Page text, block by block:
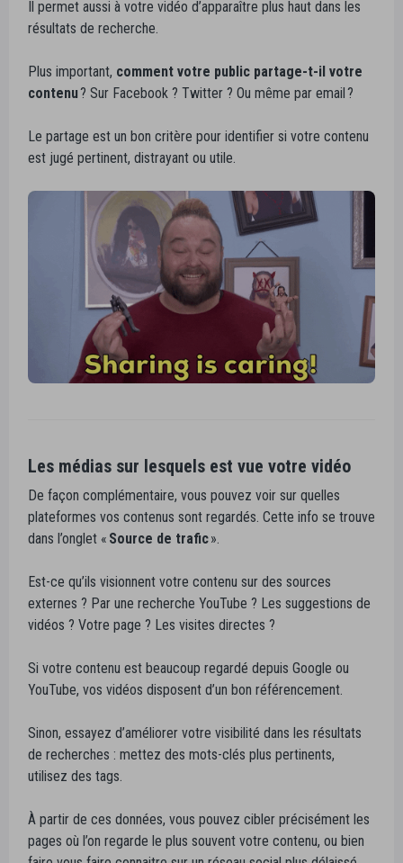
Il permet aussi à votre vidéo d’apparaître plus haut dans les
résultats de recherche.
Plus important, comment votre public partage-t-il votre
contenu? Sur Facebook ? Twitter ? Ou même par email ?
Le partage est un bon critère pour identifier si votre contenu
est jugé pertinent, distrayant ou utile.
Les médias sur lesquels est vue votre vidéo
De façon complémentaire, vous pouvez voir sur quelles
plateformes vos contenus sont regardés. Cette info se trouve
dans l’onglet « Source de trafic».
Est-ce qu’ils visionnent votre contenu sur des sources
externes ? Par une recherche YouTube ? Les suggestions de
vidéos ? Votre page ? Les visites directes ?
Si votre contenu est beaucoup regardé depuis Google ou
YouTube, vos vidéos disposent d’un bon référencement.
Sinon, essayez d’améliorer votre visibilité dans les résultats
de recherches : mettez des mots-clés plus pertinents,
utilisez des tags.
À partir de ces données, vous pouvez cibler précisément les
pages où l’on regarde le plus souvent votre contenu, ou bien